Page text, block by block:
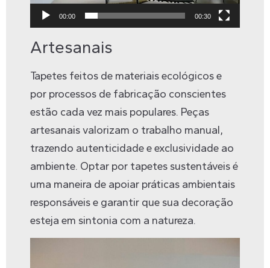
00:00 00:30
Artesanais
Tapetes feitos de materiais ecológicos e
por processos de fabricação conscientes
estão cada vez mais populares. Peças
artesanais valorizam o trabalho manual,
trazendo autenticidade e exclusividade ao
ambiente. Optar por tapetes sustentáveis é
uma maneira de apoiar práticas ambientais
responsáveis e garantir que sua decoração
esteja em sintonia com a natureza.